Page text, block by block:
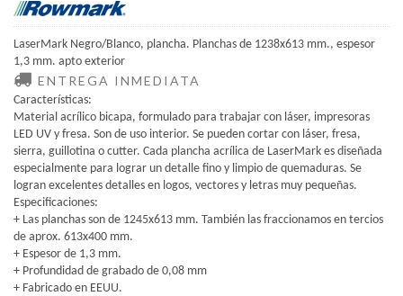
LaserMark Negro/Blanco, plancha. Planchas de 1238x613 mm., espesor
1,3 mm. apto exterior
ENTREGA INMEDIATA
Características:
Material acrílico bicapa, formulado para trabajar con láser, impresoras
LED UV y fresa. Son de uso interior. Se pueden cortar con láser, fresa,
sierra, guillotina o cutter. Cada plancha acrílica de LaserMark es diseñada
especialmente para lograr un detalle fino y limpio de quemaduras. Se
logran excelentes detalles en logos, vectores y letras muy pequeñas.
Especificaciones:
+ Las planchas son de 1245x613 mm. También las fraccionamos en tercios
de aprox. 613x400 mm.
+ Espesor de 1,3 mm.
+ Profundidad de grabado de 0,08 mm
+ Fabricado en EEUU.